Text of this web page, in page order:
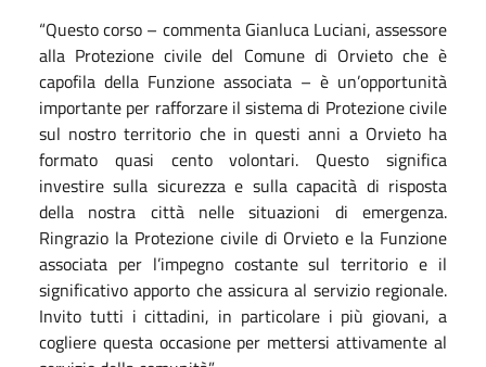
“Questo corso – commenta Gianluca Luciani, assessore
alla Protezione civile del Comune di Orvieto che è
capofila della Funzione associata – è un’opportunità
importante per rafforzare il sistema di Protezione civile
sul nostro territorio che in questi anni a Orvieto ha
formato quasi cento volontari. Questo significa
investire sulla sicurezza e sulla capacità di risposta
della nostra città nelle situazioni di emergenza.
Ringrazio la Protezione civile di Orvieto e la Funzione
associata per l’impegno costante sul territorio e il
significativo apporto che assicura al servizio regionale.
Invito tutti i cittadini, in particolare i più giovani, a
cogliere questa occasione per mettersi attivamente al